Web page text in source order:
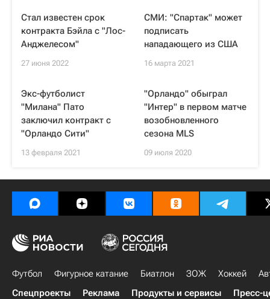
Стал известен срок
контракта Бэйла с "Лос-
Анджелесом"
27 июня 2022
СМИ: "Спартак" может
подписать
нападающего из США
16 марта 2021
Экс-футболист
"Милана" Пато
заключил контракт с
"Орландо Сити"
13 февраля 2021
"Орландо" обыграл
"Интер" в первом матче
возобновленного
сезона MLS
09 июля 2020
Футбол Фигурное катание Биатлон ЗОЖ Хоккей
Спецпроекты
Реклама Продукты и сервисы Пресс-